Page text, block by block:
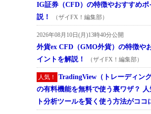
IG証券（CFD）の特徴やおすすめポ
説！
（ザイFX！編集部）
2026年08月10日(月)13時40分公開
外貨ex CFD（GMO外貨）の特徴や
イントを解説！
（ザイFX！編集部）
人気！
TradingView（トレーディング
の有料機能を無料で使う裏ワザ？
ト分析ツールを賢く使う方法がココ